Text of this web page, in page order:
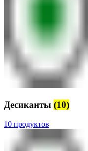
Десиканты (10)
10 продуктов